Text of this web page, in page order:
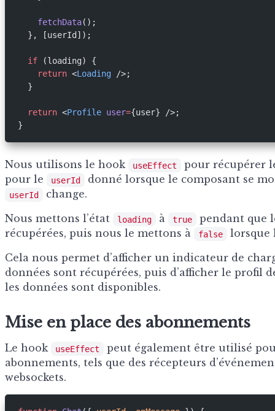
    fetchData
();
  }, [userId]);
  if
(loading) {
    return
<Loading />;
  }
  return
<Profile user={user} />;
}
Nous utilisons le hook useEffect
pour récupérer
pour le
userId donné lorsque le composant se
userId
change.
Nous mettons l’état
loading à true
pendant que
récupérées, puis nous le mettons à
false
lorsque
Cela nous permet d’afficher un indicateur de
données sont récupérées, puis d’afficher le profil
les données sont disponibles.
Mise en place des abonnements
Le hook useEffect
peut également être utilisé
abonnements, tels que des récepteurs
websockets.